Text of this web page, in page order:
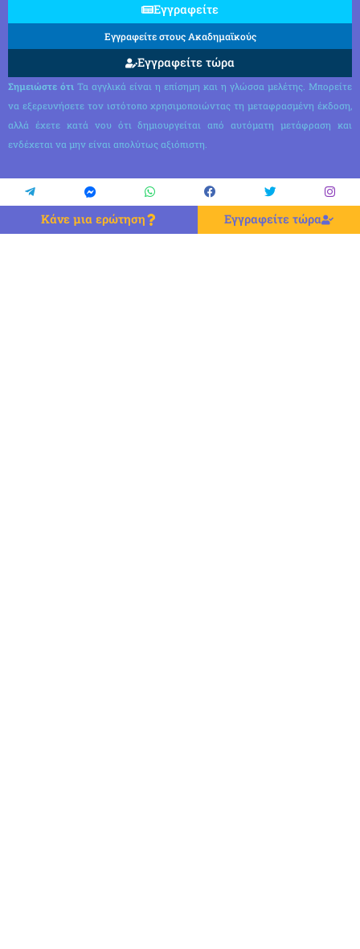
Εγγραφείτε
Εγγραφείτε στους Ακαδημαϊκούς
Εγγραφείτε τώρα
Σημειώστε ότι Τα αγγλικά είναι η επίσημη και η γλώσσα μελέτης. Μπορείτε
να εξερευνήσετε τον ιστότοπο χρησιμοποιώντας τη μεταφρασμένη έκδοση,
αλλά έχετε κατά νου ότι δημιουργείται από αυτόματη μετάφραση και
ενδέχεται να μην είναι απολύτως αξιόπιστη.
Κάνε μια ερώτηση Εγγραφείτε τώρα